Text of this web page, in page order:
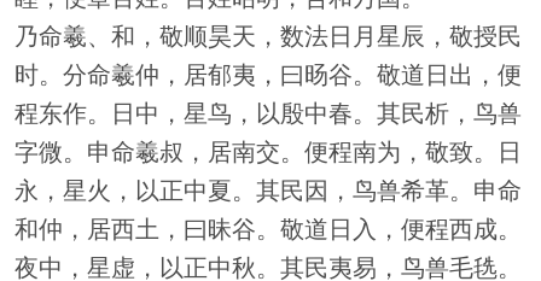
乃命羲、和，敬顺昊天，数法日月星辰，敬授民
时。分命羲仲，居郁夷，曰旸谷。敬道日出，便
程东作。日中，星鸟，以殷中春。其民析，鸟兽
字微。申命羲叔，居南交。便程南为，敬致。日
永，星火，以正中夏。其民因，鸟兽希革。申命
和仲，居西土，曰昧谷。敬道日入，便程西成。
夜中，星虚，以正中秋。其民夷易，鸟兽毛毨。